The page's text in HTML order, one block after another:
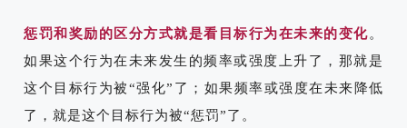
惩罚和奖励的区分方式就是看目标行为在未来的变化。
如果这个行为在未来发生的频率或强度上升了，那就是
这个目标行为被“强化”了；如果频率或强度在未来降低
了，就是这个目标行为被“惩罚”了。